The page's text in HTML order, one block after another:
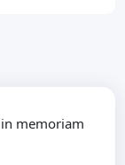
memoriam